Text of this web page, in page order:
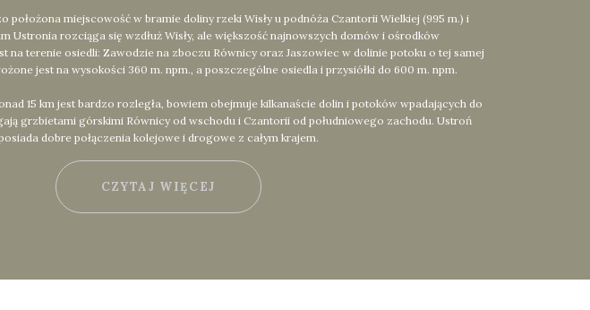
położona miejscowość w bramie doliny rzeki Wisły u podnóża Czantorii Wielkiej (995 m.) i
Ustronia rozciąga się wzdłuż Wisły, ale większość najnowszych domów i ośrodków
na terenie osiedli: Zawodzie na zboczu Równicy oraz Jaszowiec w dolinie potoku o tej samej
jest na wysokości 360 m. npm., a poszczególne osiedla i przysiółki do 600 m. npm.
15 km jest bardzo rozległa, bowiem obejmuje kilkanaście dolin i potoków wpadających do
grzbietami górskimi Równicy od wschodu i Czantorii od południowego zachodu. Ustroń
dobre połączenia kolejowe i drogowe z całym krajem.
CZYTAJ WIĘCEJ